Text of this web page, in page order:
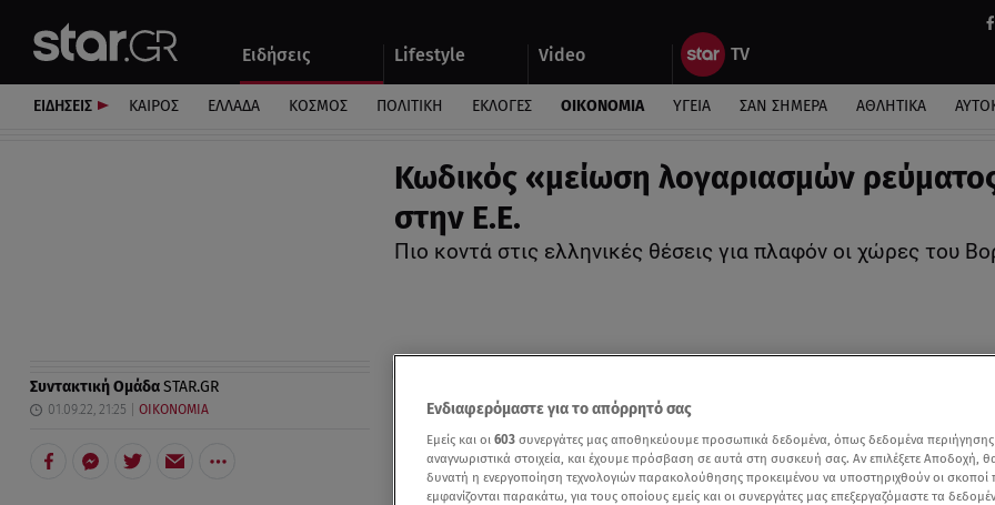
Ειδήσεις Lifestyle Video
Αυτοκίνητο
ΕΙΔΗΣΕΙΣ ΚΑΙΡΟΣ ΕΛΛΑΔΑ ΚΟΣΜΟΣ ΠΟΛΙΤΙΚΗ ΕΚΛΟΓΕΣ ΟΙΚΟΝΟΜΙΑ ΥΓΕΙΑ ΣΑΝ ΣΗΜΕΡΑ ΑΘΛΗΤΙΚΑ
Κωδικός «μείωση λογαριασμών
στην Ε.Ε.
Πιο κοντά στις ελληνικές θέσεις για πλαφόν οι χώρες του
Συντακτική ΟμάδαSTAR.GR
01.09.22, 21:25 ΟΙΚΟΝΟΜΙΑ Ενδιαφερόμαστε για το απόρρητό σας
Εμείς και οι 603 συνεργάτες μας αποθηκεύουμε προσωπικά δεδομένα, όπως δεδομένα
αναγνωριστικά στοιχεία, και έχουμε πρόσβαση σε αυτά στη συσκευή σας. Αν επιλέξετε Αποδοχή,
δυνατή η ενεργοποίηση τεχνολογιών παρακολούθησης προκειμένου να υποστηριχθούν οι σκοποί
εμφανίζονται παρακάτω, για τους οποίους εμείς και οι συνεργάτες μας επεξεργαζόμαστε τα